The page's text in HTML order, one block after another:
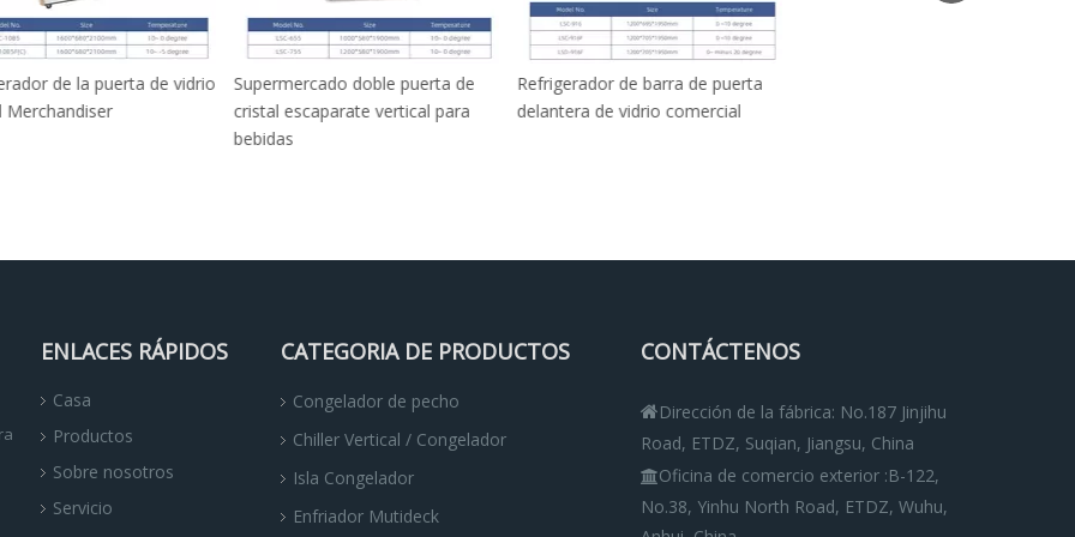
de vidrio
Supermercado doble puerta de
cristal escaparate vertical para
Refrigerador de barra de puerta
delantera de vidrio comercial
Barra de 2 puertas debajo del
refrigerador de la mesa de la
ENLACES RÁPIDOS
Casa
Productos
Sobre nosotros
Servicio
CATEGORIA DE PRODUCTOS
Congelador de pecho
Chiller Vertical / Congelador
Isla Congelador
Enfriador Mutideck
CONTÁCTENOS
Dirección de la fábrica: No.187 Jinjihu
Road, ETDZ, Suqian, Jiangsu, China
Oficina de comercio exterior :B-122,
No.38, Yinhu North Road, ETDZ, Wuhu,